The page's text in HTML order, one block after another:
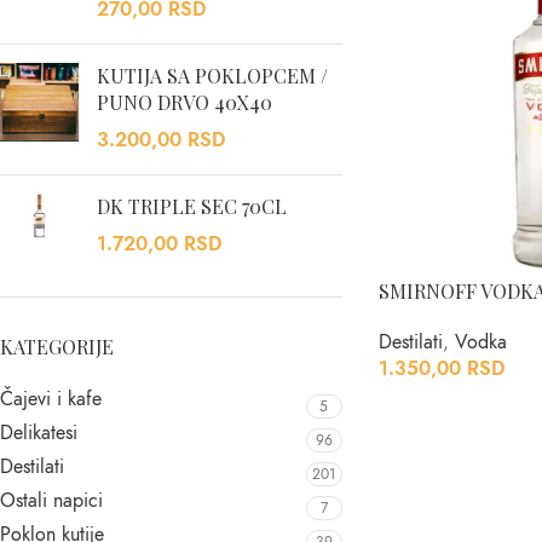
270,00 RSD
KUTIJA SA POKLOPCEM /
PUNO DRVO 40X40
3.200,00 RSD
DK TRIPLE SEC 70CL
1.720,00 RSD
KATEGORIJE
Čajevi i kafe 5
Delikatesi 96
Destilati 201
Ostali napici 7
Poklon kutije
SMIRNOFF
Destilati, Vodka
1.350,00 RSD